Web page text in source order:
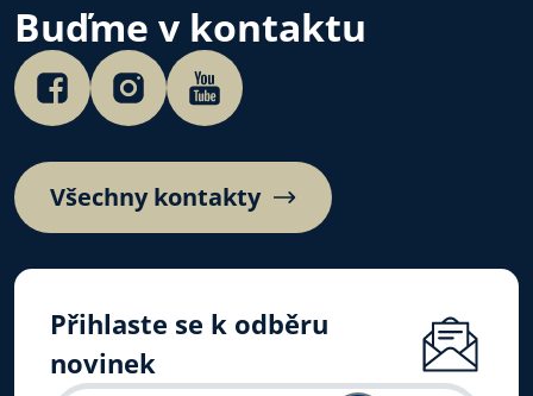
Buďme v kontaktu
Všechny kontakty
Přihlaste se k odběru
novinek